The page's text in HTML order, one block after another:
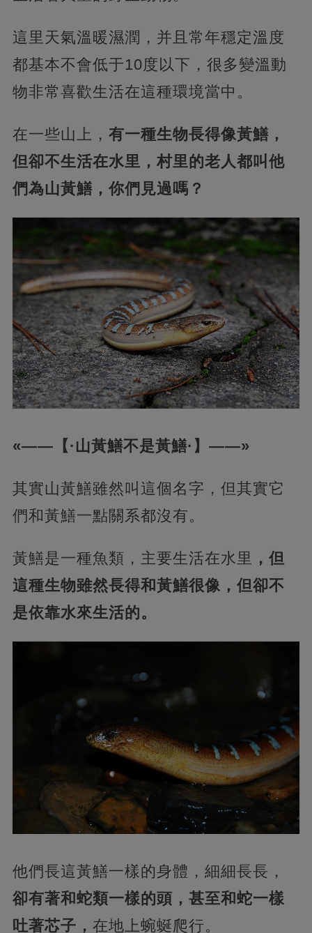
這里天氣溫暖濕潤，并且常年穩定溫度
都基本不會低于10度以下，很多變溫動
物非常喜歡生活在這種環境當中。
在一些山上， 有一種生物長得像黃鱔，
但卻不生活在水里，村里的老人都叫他
們為山黃鱔，你們見過嗎？
«——【·山黃鱔不是黃鱔·】——»
其實山黃鱔雖然叫這個名字，但其實它
們和黃鱔一點關系都沒有。
黃鱔是一種魚類，主要生活在水里 ，但
這種生物雖然長得和黃鱔很像，但卻不
是依靠水來生活的。
他們長這黃鱔一樣的身體，細細長長，
卻有著和蛇類一樣的頭，甚至和蛇一樣
吐著芯子， 在地上蜿蜒爬行。